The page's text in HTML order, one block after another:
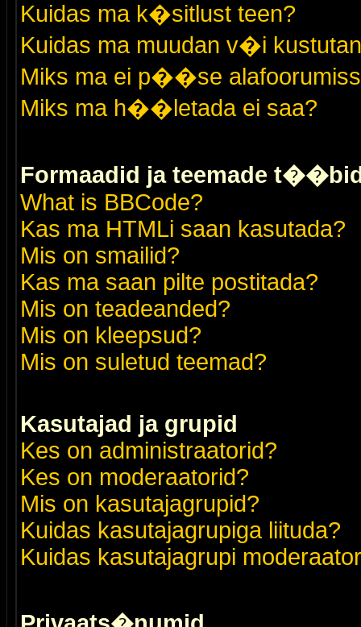
Kuidas ma k�sitlust teen?
Kuidas ma muudan v�i
Miks ma ei p��se
Miks ma h��letada ei saa?
Formaadid ja teemade
What is BBCode?
Kas ma HTMLi saan kasutada?
Mis on smailid?
Kas ma saan pilte postitada?
Mis on teadeanded?
Mis on kleepsud?
Mis on suletud teemad?
Kasutajad ja grupid
Kes on administraatorid?
Kes on moderaatorid?
Mis on kasutajagrupid?
Kuidas kasutajagrupiga liituda?
Kuidas kasutajagrupi